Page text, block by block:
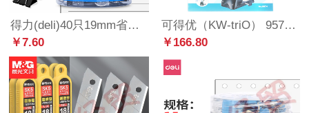
得力(deli)40只19mm省力黑色长尾夹票夹 5#金属燕尾夹票据夹子文件夹 办公用品 小号8565S
￥7.60
可得优（KW-triO） 9574重型办公省力2孔打孔机加厚打孔器孔距80mm打65页
￥166.80